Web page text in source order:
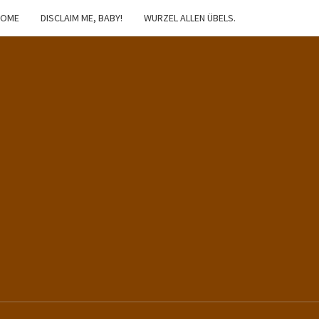
DISCLAIM ME, BABY! WURZEL ALLEN ÜBELS.